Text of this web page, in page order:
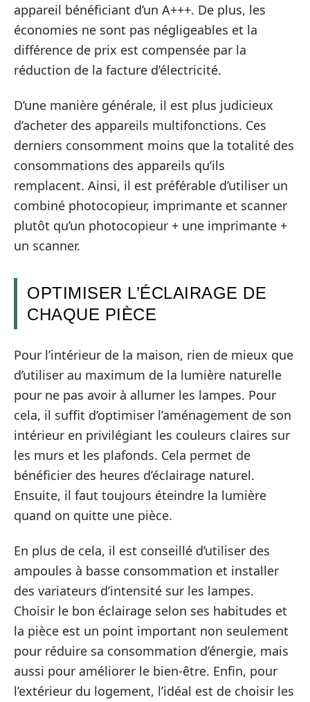
appareil bénéficiant d’un A+++. De plus, les
économies ne sont pas négligeables et la
différence de prix est compensée par la
réduction de la facture d’électricité.
D’une manière générale, il est plus judicieux
d’acheter des appareils multifonctions. Ces
derniers consomment moins que la totalité des
consommations des appareils qu’ils
remplacent. Ainsi, il est préférable d’utiliser un
combiné photocopieur, imprimante et scanner
plutôt qu’un photocopieur + une imprimante +
un scanner.
OPTIMISER L’ÉCLAIRAGE DE
CHAQUE PIÈCE
Pour l’intérieur de la maison, rien de mieux que
d’utiliser au maximum de la lumière naturelle
pour ne pas avoir à allumer les lampes. Pour
cela, il suffit d’optimiser l’aménagement de son
intérieur en privilégiant les couleurs claires sur
les murs et les plafonds. Cela permet de
bénéficier des heures d’éclairage naturel.
Ensuite, il faut toujours éteindre la lumière
quand on quitte une pièce.
En plus de cela, il est conseillé d’utiliser des
ampoules à basse consommation et installer
des variateurs d’intensité sur les lampes.
Choisir le bon éclairage selon ses habitudes et
la pièce est un point important non seulement
pour réduire sa consommation d’énergie, mais
aussi pour améliorer le bien-être. Enfin, pour
l’extérieur du logement, l’idéal est de choisir les